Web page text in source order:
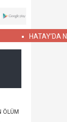
HATAY’DA NELER
ÖLÜM